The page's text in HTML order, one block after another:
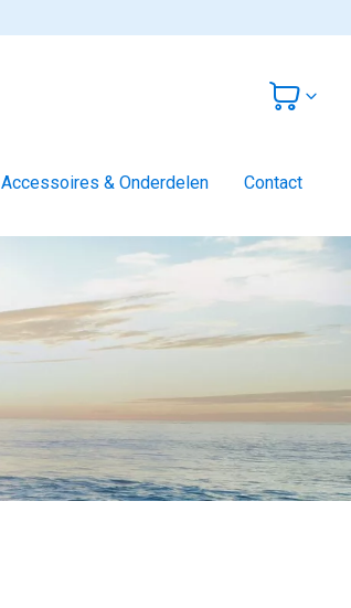
Accessoires & Onderdelen Contact